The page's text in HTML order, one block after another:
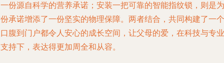
份源自科学的营养承诺；安装一把可靠的智能指纹锁，则是为
承诺增添了一份坚实的物理保障。两者结合，共同构建了一个
腹到门户都令人安心的成长空间，让父母的爱，在科技与专业
持下，表达得更加周全和从容。